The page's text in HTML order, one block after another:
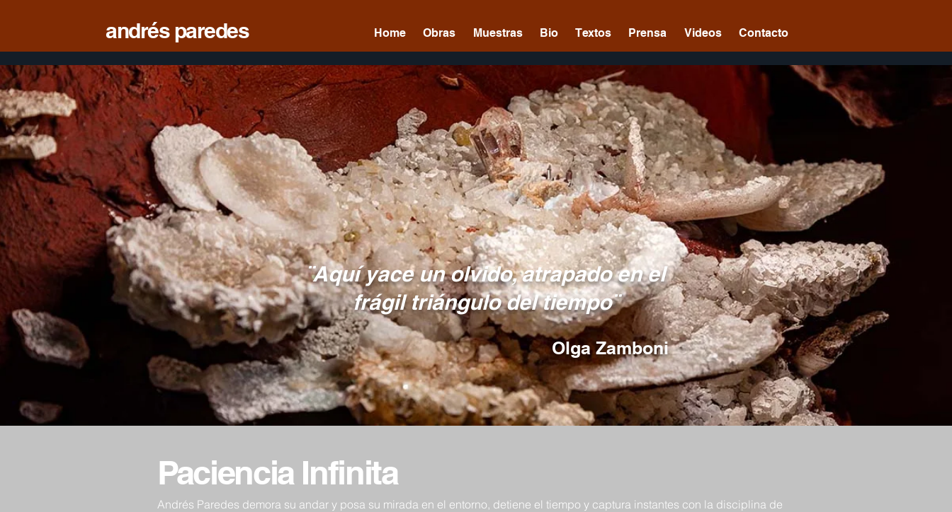
andrés paredes Home Obras Muestras Bio Textos Prensa Videos Contacto
¨Aquí yace un olvido, atrapado en el
frágil triángulo del tiempo¨
Olga Zamboni
Paciencia Infinita
Andrés Paredes demora su andar y posa su mirada en el entorno, detiene el tiempo y captura instantes con la disciplina de